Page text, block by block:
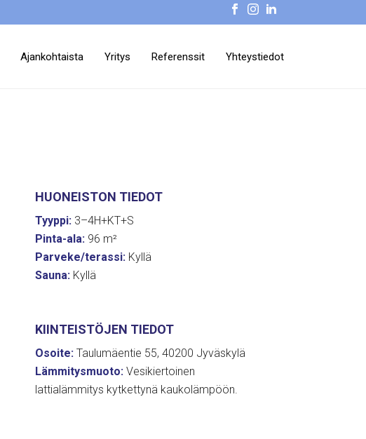
Ajankohtaista Yritys Referenssit Yhteystiedot
HUONEISTON TIEDOT
Tyyppi: 3–4H+KT+S
Pinta-ala: 96 m²
Parveke/terassi: Kyllä
Sauna: Kyllä
KIINTEISTÖJEN TIEDOT
Osoite: Taulumäentie 55, 40200 Jyväskylä
Lämmitysmuoto: Vesikiertoinen
lattialämmitys kytkettynä kaukolämpöön.